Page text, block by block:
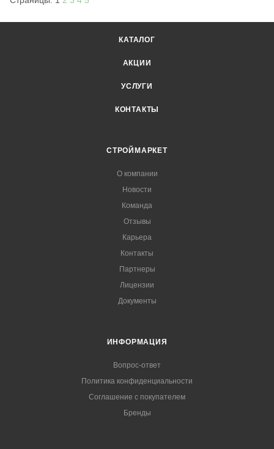
КАТАЛОГ
АКЦИИ
УСЛУГИ
КОНТАКТЫ
СТРОЙМАРКЕТ
О компании
Новости
Команда
Отзывы
Карьера
Контакты
Партнеры
Лицензии
Документы
ИНФОРМАЦИЯ
Вопрос-ответ
Политика конфиденциальности
Соглашение с покупателем
Бренды